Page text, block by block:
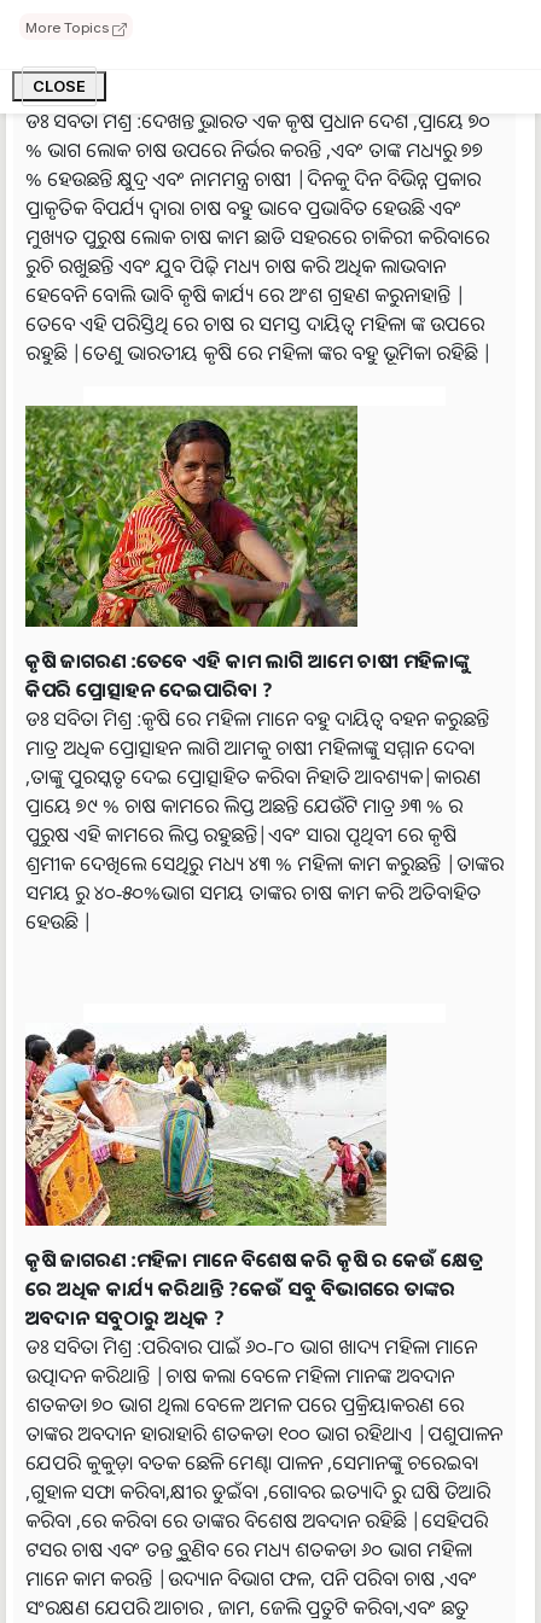
More Topics
CLOSE
କୃଷି ଜାଗରଣ :ଭାରତୀୟ କୃଷି ରେ ମହିଳା ମାନଙ୍କର କିପରି
ଭୂମିକା ରହିଛି ?
ଡଃ ସବିତା ମିଶ୍ର :ଦେଖନ୍ତୁ ଭାରତ ଏକ କୃଷି ପ୍ରଧାନ ଦେଶ ,ପ୍ରାୟେ ୭୦
% ଭାଗ ଲୋକ ଚାଷ ଉପରେ ନିର୍ଭର କରନ୍ତି ,ଏବଂ ତାଙ୍କ ମଧ୍ୟରୁ ୭୭
% ହେଉଛନ୍ତି କ୍ଷୁଦ୍ର ଏବଂ ନାମମନ୍ତ୍ର ଚାଷୀ |ଦିନକୁ ଦିନ ବିଭିନ୍ନ ପ୍ରକାର
ପ୍ରାକୃତିକ ବିପର୍ଯ୍ୟ ଦ୍ୱାରା ଚାଷ ବହୁ ଭାବେ ପ୍ରଭାବିତ ହେଉଛି ଏବଂ
ମୁଖ୍ୟତ ପୁରୁଷ ଲୋକ ଚାଷ କାମ ଛାଡି ସହରରେ ଚାକିରୀ କରିବାରେ
ରୁଚି ରଖୁଛନ୍ତି ଏବଂ ଯୁବ ପିଢ଼ି ମଧ୍ୟ ଚାଷ କରି ଅଧିକ ଲାଭବାନ
ହେବେନି ବୋଲି ଭାବି କୃଷି କାର୍ଯ୍ୟ ରେ ଅଂଶ ଗ୍ରହଣ କରୁନାହାନ୍ତି |
ତେବେ ଏହି ପରିସ୍ତିଥି ରେ ଚାଷ ର ସମସ୍ତ ଦାୟିତ୍ୱ ମହିଳା ଙ୍କ ଉପରେ
ରହୁଛି |ତେଣୁ ଭାରତୀୟ କୃଷି ରେ ମହିଳା ଙ୍କର ବହୁ ଭୂମିକା ରହିଛି |
କୃଷି ଜାଗରଣ :ତେବେ ଏହି କାମ ଲାଗି ଆମେ ଚାଷୀ ମହିଳାଙ୍କୁ
କିପରି ପ୍ରୋତ୍ସାହନ ଦେଇପାରିବା ?
ଡଃ ସବିତା ମିଶ୍ର :କୃଷି ରେ ମହିଳା ମାନେ ବହୁ ଦାୟିତ୍ୱ ବହନ କରୁଛନ୍ତି
ମାତ୍ର ଅଧିକ ପ୍ରୋତ୍ସାହନ ଲାଗି ଆମକୁ ଚାଷୀ ମହିଳାଙ୍କୁ ସମ୍ମାନ ଦେବା
,ତାଙ୍କୁ ପୁରସ୍କୃତ ଦେଇ ପ୍ରୋତ୍ସାହିତ କରିବା ନିହାତି ଆବଶ୍ୟକ|କାରଣ
ପ୍ରାୟେ ୭୯ % ଚାଷ କାମରେ ଲିପ୍ତ ଅଛନ୍ତି ଯେଉଁଟି ମାତ୍ର ୬୩ % ର
ପୁରୁଷ ଏହି କାମରେ ଲିପ୍ତ ରହୁଛନ୍ତି|ଏବଂ ସାରା ପୃଥିବୀ ରେ କୃଷି
ଶ୍ରମୀକ ଦେଖିଲେ ସେଥିରୁ ମଧ୍ୟ ୪୩ % ମହିଳା କାମ କରୁଛନ୍ତି |ତାଙ୍କର
ସମୟ ରୁ ୪୦-୫୦%ଭାଗ ସମୟ ତାଙ୍କର ଚାଷ କାମ କରି ଅତିବାହିତ
ହେଉଛି |
କୃଷି ଜାଗରଣ :ମହିଳା ମାନେ ବିଶେଷ କରି କୃଷି ର କେଉଁ କ୍ଷେତ୍ର
ରେ ଅଧିକ କାର୍ଯ୍ୟ କରିଥାନ୍ତି ?କେଉଁ ସବୁ ବିଭାଗରେ ତାଙ୍କର
ଅବଦାନ ସବୁଠାରୁ ଅଧିକ ?
ଡଃ ସବିତା ମିଶ୍ର :ପରିବାର ପାଇଁ ୬୦-୮୦ ଭାଗ ଖାଦ୍ୟ ମହିଳା ମାନେ
ଉତ୍ପାଦନ କରିଥାନ୍ତି |ଚାଷ କଲା ବେଳେ ମହିଳା ମାନଙ୍କ ଅବଦାନ
ଶତକଡା ୭୦ ଭାଗ ଥିଲା ବେଳେ ଅମଳ ପରେ ପ୍ରକ୍ରିୟାକରଣ ରେ
ତାଙ୍କର ଅବଦାନ ହାରାହାରି ଶତକଡା ୧୦୦ ଭାଗ ରହିଥାଏ |ପଶୁପାଳନ
ଯେପରି କୁକୁଡ଼ା ବତକ ଛେଳି ମେଣ୍ଢା ପାଳନ ,ସେମାନଙ୍କୁ ଚରେଇବା
,ଗୁହାଳ ସଫା କରିବା,କ୍ଷୀର ଡୁଇଁବା ,ଗୋବର ଇତ୍ୟାଦି ରୁ ଘଷି ତିଆରି
କରିବା ,ରେ କରିବା ରେ ତାଙ୍କର ବିଶେଷ ଅବଦାନ ରହିଛି |ସେହିପରି
ଟସର ଚାଷ ଏବଂ ତନ୍ତୁ ବୁଣିବ ରେ ମଧ୍ୟ ଶତକଡା ୬୦ ଭାଗ ମହିଳା
ମାନେ କାମ କରନ୍ତି |ଉଦ୍ୟାନ ବିଭାଗ ଫଳ, ପନି ପରିବା ଚାଷ ,ଏବଂ
ସଂରକ୍ଷଣ ଯେପରି ଆଚାର , ଜାମ, ଜେଲି ପ୍ରତୁଟି କରିବା,ଏବଂ ଛତୁ